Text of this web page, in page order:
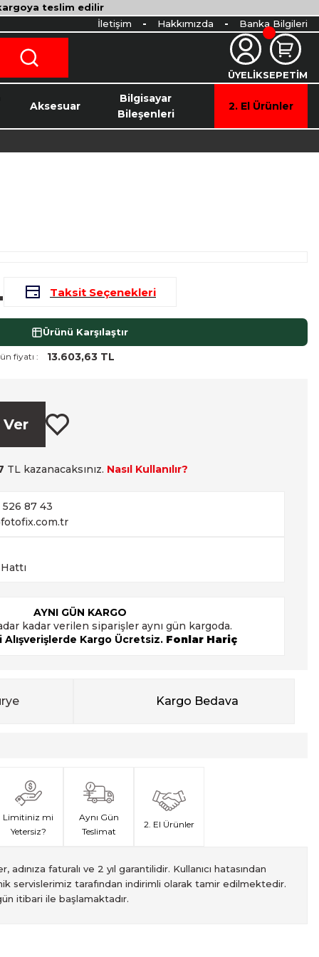
kargoya teslim edilir
İletişim Hakkımızda Banka Bilgileri
ÜYELİKSEPETİM
Aksesuar
Bilgisayar
Bileşenleri
2. El Ürünler
Taksit Seçenekleri
Ürünü Karşılaştır
fiyatı : 13.603,63 TL
TL kazanacaksınız. Nasıl Kullanılır?
526 87 43
AYNI GÜN KARGO
kadar verilen siparişler aynı gün kargoda.
Alışverişlerde Kargo Ücretsiz. Fonlar Hariç
Kargo Bedava
Limitiniz mi
Yetersiz?
Aynı Gün
Teslimat
2. El Ürünler
adınıza faturalı ve 2 yıl garantilidir. Kullanıcı hatasından
servislerimiz tarafından indirimli olarak tamir edilmektedir.
itibari ile başlamaktadır.